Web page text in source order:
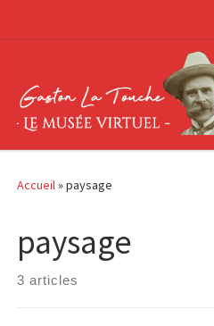
Accueil»paysage
paysage
3 articles